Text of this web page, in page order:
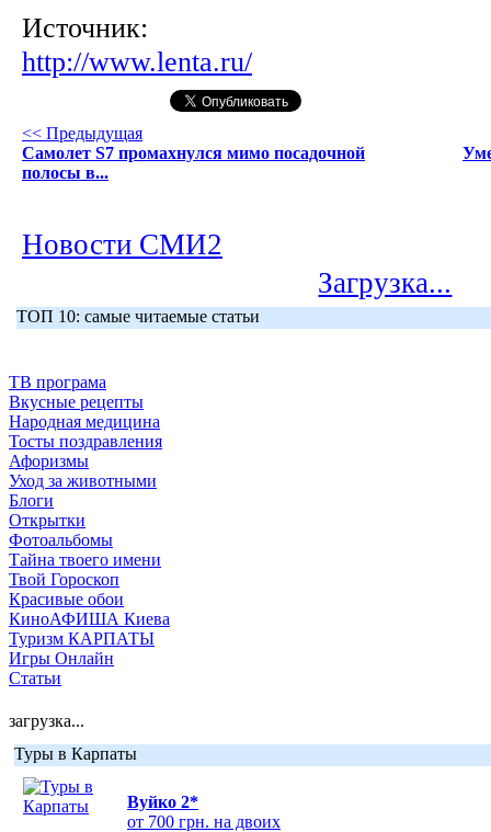
Источник:
http://www.lenta.ru/
<< Предыдущая
Самолет S7 промахнулся мимо посадочной
полосы в...
Новости СМИ2
Загрузка...
ТОП 10: самые читаемые статьи
ТВ програма
Вкусные рецепты
Народная медицина
Тосты поздравления
Афоризмы
Уход за животными
Блоги
Открытки
Фотоальбомы
Тайна твоего имени
Твой Гороскоп
Красивые обои
КиноАФИША Киева
Туризм КАРПАТЫ
Игры Онлайн
Статьи
загрузка...
Туры в Карпаты
Вуйко 2*
от 700 грн. на двоих